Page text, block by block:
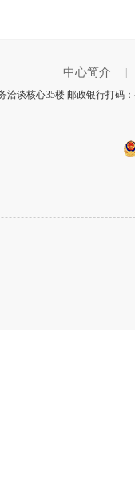
中心简介
谈核心35楼 邮政银行打码